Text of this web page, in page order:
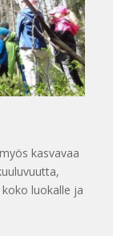
kasvavaa
luokalle ja